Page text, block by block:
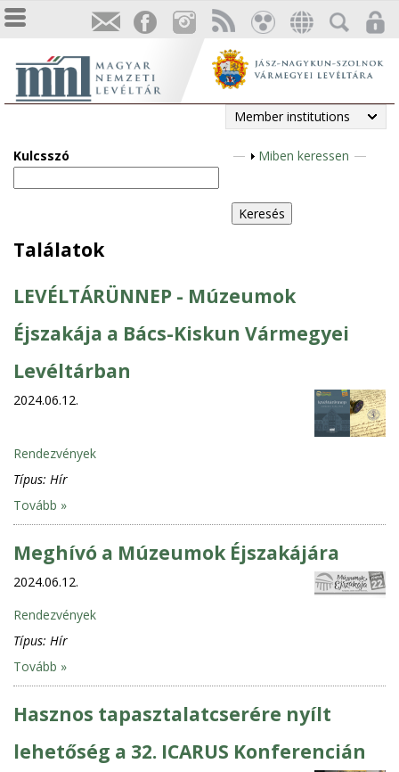
Member institutions
Kulcsszó
S
o
w
Miben keressen
Találatok
LEVÉLTÁRÜNNEP - Múzeumok
Éjszakája a Bács-Kiskun Vármegyei
Levéltárban
2024.06.12.
Rendezvények
Típus: Hír
Tovább »
Meghívó a Múzeumok Éjszakájára
2024.06.12.
Rendezvények
Típus: Hír
Tovább »
Hasznos tapasztalatcserére nyílt
lehetőség a 32. ICARUS Konferencián